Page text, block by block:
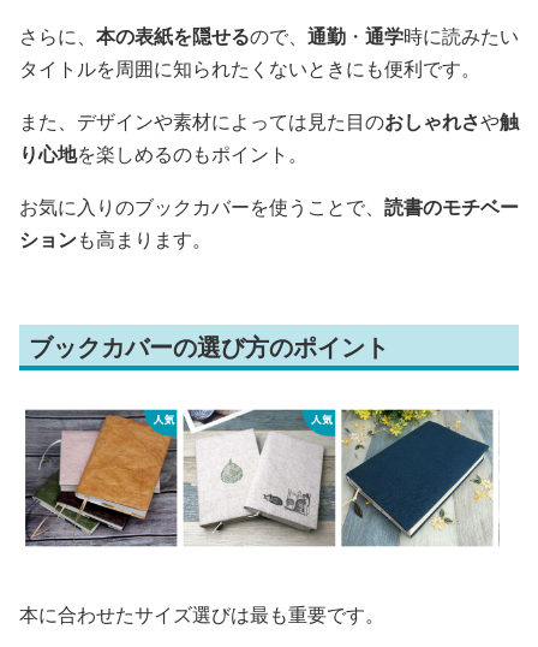
さらに、 本の表紙を隠せるので、 通勤 ・ 通学時に読みたい
タイトルを周囲に知られたくないときにも便利です。
また、デザインや素材によっては見た目のおしゃれさや触
り心地を楽しめるのもポイント。
お気に入りのブックカバーを使うことで、 読書のモチベー
ションも高まります。
ブックカバーの選び方のポイント
本に合わせたサイズ選びは最も重要です。